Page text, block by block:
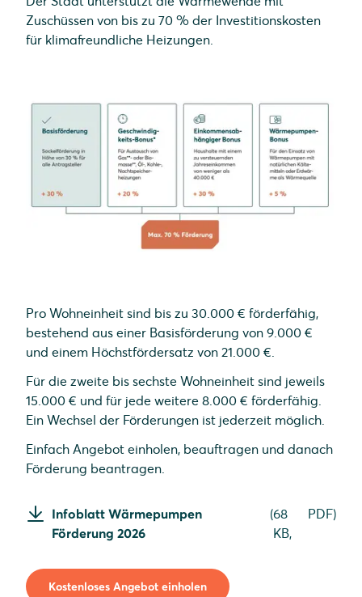
Neubauten.
tages-, wochen-, monats- und
jahresbezogener Auswertung der
von Verbrauchern wie der Wärmepumpe,
Priorisierung mit PV-Überschuss
SOLARWATT Home app: Einfache und
übersichtliche Visualisierung auch für
unterwegs
Zuschüssen von bis zu 70 % der Investitionskosten
für klimafreundliche Heizungen.
Pro Wohneinheit sind bis zu 30.000 € förderfähig,
bestehend aus einer Basisförderung von 9.000 €
und einem Höchstfördersatz von 21.000 €.
Für die zweite bis sechste Wohneinheit sind jeweils
15.000 € und für jede weitere 8.000 € förderfähig.
Ein Wechsel der Förderungen ist jederzeit möglich.
Einfach Angebot einholen, beauftragen und danach
Förderung beantragen.
Infoblatt Wärmepumpen
Förderung 2026
(68
KB,
PDF)
Kostenloses Angebot einholen